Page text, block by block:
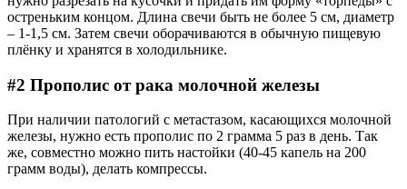
остреньким концом. Длина свечи быть не более 5 см, диаметр
– 1-1,5 см. Затем свечи оборачиваются в обычную пищевую
плёнку и хранятся в холодильнике.
#2 Прополис от рака молочной железы
При наличии патологий с метастазом, касающихся молочной
железы, нужно есть прополис по 2 грамма 5 раз в день. Так
же, совместно можно пить настойки (40-45 капель на 200
грамм воды), делать компрессы.